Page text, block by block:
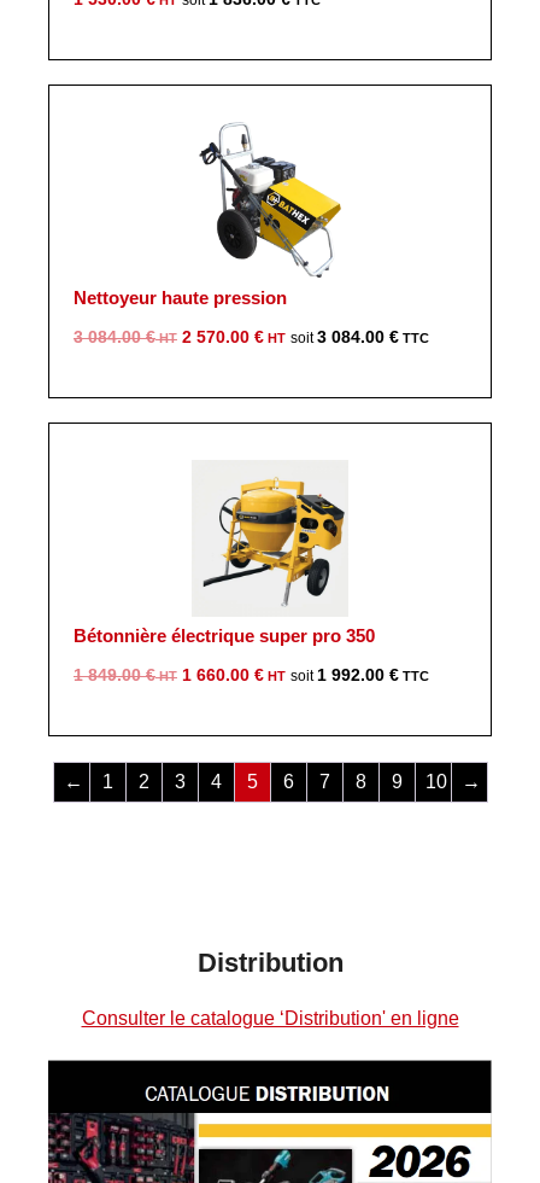
Nettoyeur haute pression
3 084.00€
Le
initial
était :
084.00 €.
2 570.00 €
Le
actuel
est :
570.00 €.
3 084.00 €
Bétonnière électrique super pro 350
1 849.00€
Le
initial
était :
1
1 660.00 €
Le
actuel
est :
1
1 992.00 €
← 1 2 3 4 5 6 7 8 9 10 →
Distribution
Consulter le catalogue ‘Distribution' en ligne